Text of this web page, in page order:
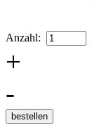
Anzahl:
+
-